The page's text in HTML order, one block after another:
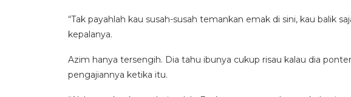
“Tak payahlah kau susah-susah temankan emak di sini, kau balik
kepalanya.
Azim hanya tersengih. Dia tahu ibunya cukup risau kalau dia
pengajiannya ketika itu.